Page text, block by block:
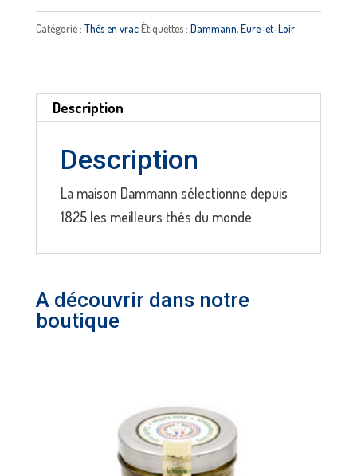
vert
Versailles
vrac
DAMMANN
Catégorie : Thés en vracÉtiquettes : Dammann,Eure-et-Loir
Description
Description
La maison Dammann sélectionne depuis
1825 les meilleurs thés du monde.
A découvrir dans notre
boutique